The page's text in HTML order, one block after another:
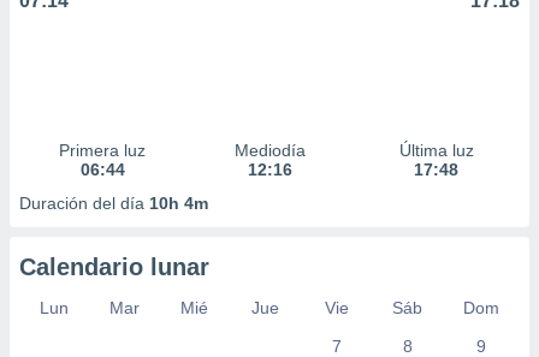
Primera luz
06:44
Mediodía
12:16
Última luz
17:48
Duración del día 10h 4m
Calendario lunar
Lun Mar Mié Jue Vie Sáb
Dom
7
8 9